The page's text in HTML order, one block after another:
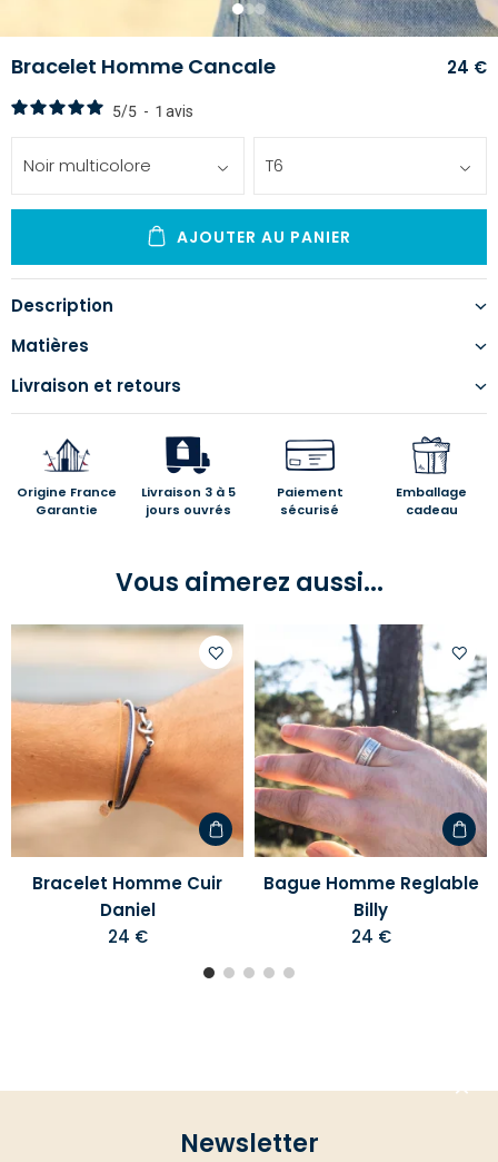
1 23
Bracelet Homme Cancale 24 €
5/5 - 1 avis
Noir multicolore T6
AJOUTER AU PANIER
Description
Matières
Livraison et retours
Origine France
Garantie
Livraison 3 à 5
jours ouvrés
Paiement
sécurisé
Emballage
cadeau
Vous aimerez aussi...
Ajouter
votre
d'envies
Bracelet Homme Cuir
Daniel
24 €
à
votre
liste
Bague Homme Reglable
Billy
24 €
Newsletter